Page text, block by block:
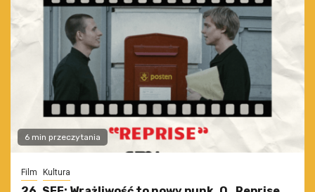
6 min przeczytania
Film Kultura